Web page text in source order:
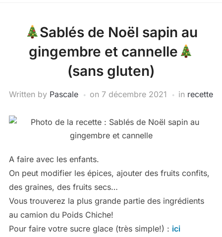
Sablés de Noël sapin au
gingembre et cannelle
(sans gluten)
Written by Pascale on 7 décembre 2021 in recette
A faire avec les enfants.
On peut modifier les épices, ajouter des fruits confits,
des graines, des fruits secs…
Vous trouverez la plus grande partie des ingrédients
au camion du Poids Chiche!
Pour faire votre sucre glace (très simple!) : ici